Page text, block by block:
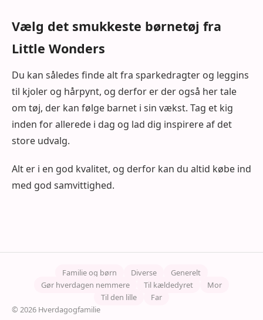
Vælg det smukkeste børnetøj fra
Little Wonders
Du kan således finde alt fra sparkedragter og leggins
til kjoler og hårpynt, og derfor er der også her tale
om tøj, der kan følge barnet i sin vækst. Tag et kig
inden for allerede i dag og lad dig inspirere af det
store udvalg.
Alt er i en god kvalitet, og derfor kan du altid købe ind
med god samvittighed.
Familie og børn Diverse
Generelt
Gør hverdagen nemmere
Til kældedyret
Mor
Til den lille
Far
© 2026 Hverdagogfamilie